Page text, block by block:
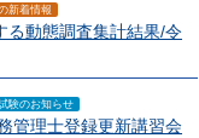
新着情報
る動態調査集計結果/令
験のお知らせ
管理士登録更新講習会